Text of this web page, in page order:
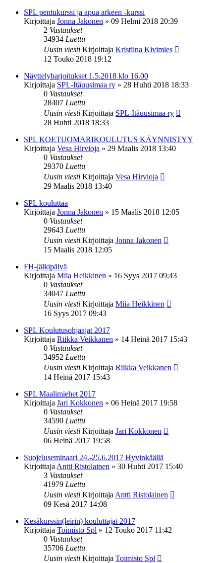
SPL pentukurssi ja apua arkeen -kurssi
Kirjoittaja Jonna Jakonen » 09 Helmi 2018 20:39
2 Vastaukset
34934 Luettu
Uusin viesti Kirjoittaja Kristiina Kivimies
12 Touko 2018 19:12
Näyttelyharjoitukset 1.5.2018 klo 16.00
Kirjoittaja SPL-Itäuusimaa ry » 28 Huhti 2018 18:33
0 Vastaukset
28407 Luettu
Uusin viesti Kirjoittaja SPL-Itäuusimaa ry
28 Huhti 2018 18:33
SPL KOETUOMARIKOULUTUS KÄYNNISTYY
Kirjoittaja Vesa Hirvioja » 29 Maalis 2018 13:40
0 Vastaukset
29370 Luettu
Uusin viesti Kirjoittaja Vesa Hirvioja
29 Maalis 2018 13:40
SPL kouluttaa
Kirjoittaja Jonna Jakonen » 15 Maalis 2018 12:05
0 Vastaukset
29643 Luettu
Uusin viesti Kirjoittaja Jonna Jakonen
15 Maalis 2018 12:05
FH-jälkipäivä
Kirjoittaja Miia Heikkinen » 16 Syys 2017 09:43
0 Vastaukset
34047 Luettu
Uusin viesti Kirjoittaja Miia Heikkinen
16 Syys 2017 09:43
SPL Koulutusohjaajat 2017
Kirjoittaja Riikka Veikkanen » 14 Heinä 2017 15:43
0 Vastaukset
34952 Luettu
Uusin viesti Kirjoittaja Riikka Veikkanen
14 Heinä 2017 15:43
SPL Maalimiehet 2017
Kirjoittaja Jari Kokkonen » 06 Heinä 2017 19:58
0 Vastaukset
34590 Luettu
Uusin viesti Kirjoittaja Jari Kokkonen
06 Heinä 2017 19:58
Suojeluseminaari 24.-25.6.2017 Hyvinkäällä
Kirjoittaja Antti Ristolainen » 30 Huhti 2017 15:40
3 Vastaukset
41979 Luettu
Uusin viesti Kirjoittaja Antti Ristolainen
09 Kesä 2017 14:08
Kesäkurssin(leirin) kouluttajat 2017
Kirjoittaja Toimisto Spl » 12 Touko 2017 11:42
0 Vastaukset
35706 Luettu
Uusin viesti Kirjoittaja Toimisto Spl